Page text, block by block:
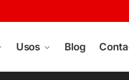
Usos Blog